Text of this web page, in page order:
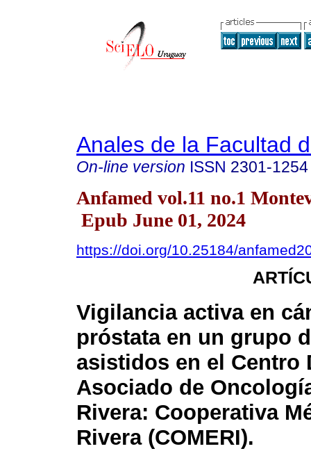
Anales de la Facultad
On-line version ISSN 2301-1254
Anfamed vol.11 no.1
Epub June 01, 2024
https://doi.org/10.25184/
Vigilancia activa en
próstata en un grupo
asistidos en el Centro
Asociado de
Rivera: Cooperativa
Rivera (COMERI).